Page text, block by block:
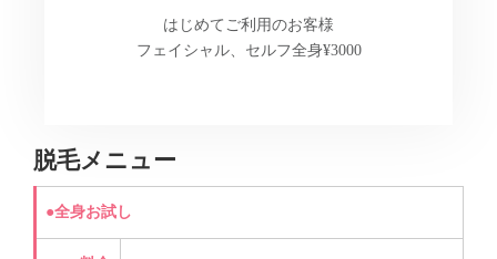
はじめてご利用のお客様
フェイシャル、セルフ全身¥3000
脱毛メニュー
●全身お試し